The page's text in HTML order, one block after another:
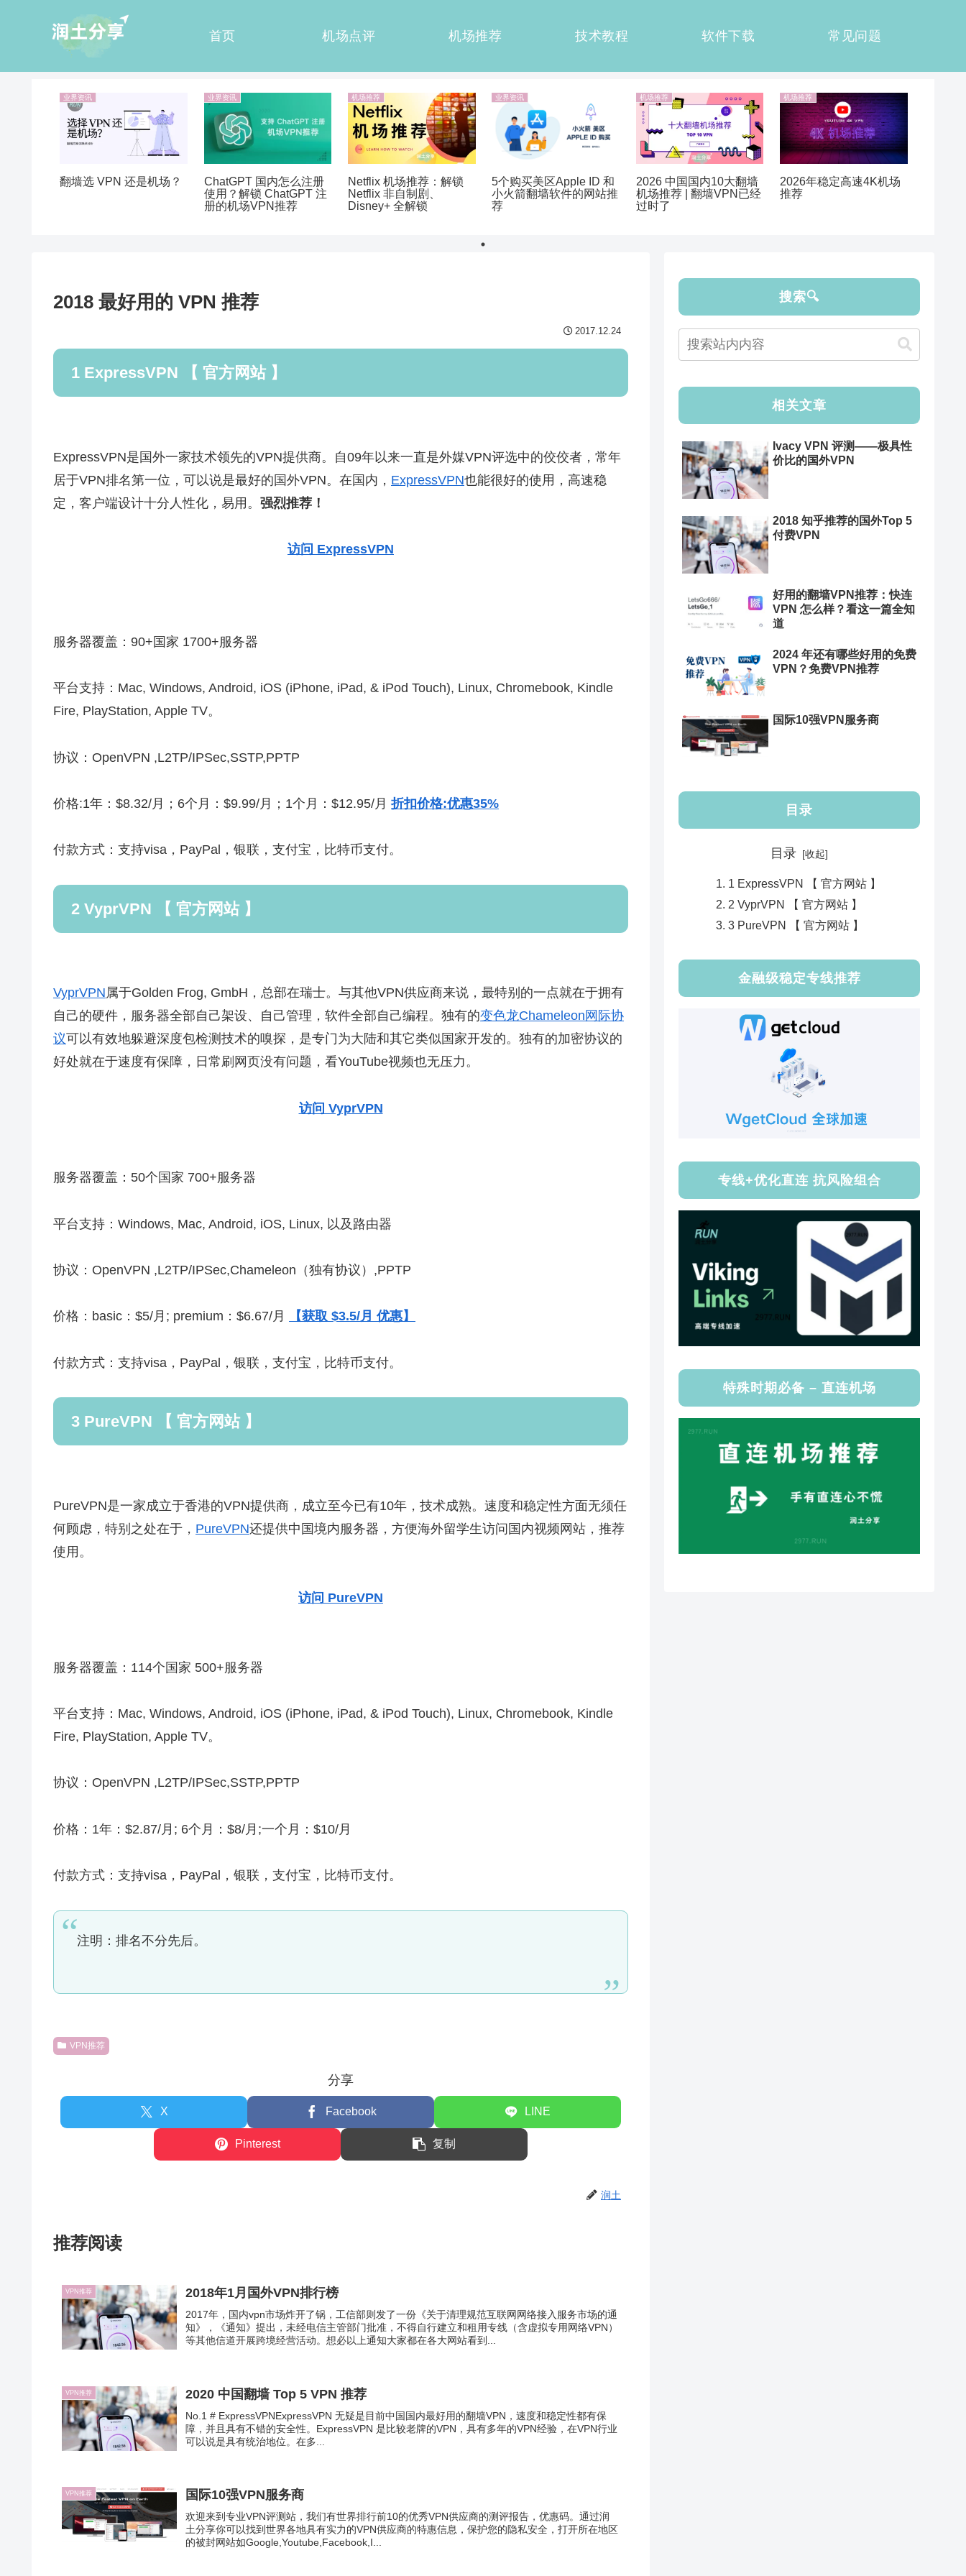
首页 机场点评 机场推荐 技术教程 软件下载 常见问题
业界资讯
翻墙选 VPN 还是机场？
业界资讯
ChatGPT 国内怎么注册
使用？解锁 ChatGPT 注
册的机场VPN推荐
机场推荐
Netflix 机场推荐：解锁
Netflix 非自制剧、
Disney+ 全解锁
业界资讯
5个购买美区Apple ID 和
小火箭翻墙软件的网站推
荐
机场推荐
2026 中国国内10大翻墙
机场推荐 | 翻墙VPN已经
过时了
机场推荐
2026年稳定高速4K机场
推荐
2018 最好用的 VPN 推荐
2017.12.24
1 ExpressVPN 【 官方网站 】
ExpressVPN是国外一家技术领先的VPN提供商。自09年以来一直是外媒VPN评选中的佼佼者，常年
居于VPN排名第一位，可以说是最好的国外VPN。在国内， ExpressVPN也能很好的使用，高速稳
定，客户端设计十分人性化，易用。 强烈推荐！
访问 ExpressVPN
服务器覆盖：90+国家 1700+服务器
平台支持：Mac, Windows, Android, iOS (iPhone, iPad, & iPod Touch), Linux, Chromebook, Kindle
Fire, PlayStation, Apple TV。
协议：OpenVPN ,L2TP/IPSec,SSTP,PPTP
价格:1年：$8.32/月；6个月：$9.99/月；1个月：$12.95/月 折扣价格:优惠35%
付款方式：支持visa，PayPal，银联，支付宝，比特币支付。
2 VyprVPN 【 官方网站 】
VyprVPN属于Golden Frog, GmbH，总部在瑞士。与其他VPN供应商来说，最特别的一点就在于拥有
自己的硬件，服务器全部自己架设、自己管理，软件全部自己编程。独有的变色龙Chameleon网际协
议可以有效地躲避深度包检测技术的嗅探，是专门为大陆和其它类似国家开发的。独有的加密协议的
好处就在于速度有保障，日常刷网页没有问题，看YouTube视频也无压力。
访问 VyprVPN
服务器覆盖：50个国家 700+服务器
平台支持：Windows, Mac, Android, iOS, Linux, 以及路由器
协议：OpenVPN ,L2TP/IPSec,Chameleon（独有协议）,PPTP
价格：basic：$5/月; premium：$6.67/月 【获取 $3.5/月 优惠】
付款方式：支持visa，PayPal，银联，支付宝，比特币支付。
3 PureVPN 【 官方网站 】
PureVPN是一家成立于香港的VPN提供商，成立至今已有10年，技术成熟。速度和稳定性方面无须任
何顾虑，特别之处在于， PureVPN还提供中国境内服务器，方便海外留学生访问国内视频网站，推荐
使用。
访问 PureVPN
服务器覆盖：114个国家 500+服务器
平台支持：Mac, Windows, Android, iOS (iPhone, iPad, & iPod Touch), Linux, Chromebook, Kindle
Fire, PlayStation, Apple TV。
协议：OpenVPN ,L2TP/IPSec,SSTP,PPTP
价格：1年：$2.87/月; 6个月：$8/月;一个月：$10/月
付款方式：支持visa，PayPal，银联，支付宝，比特币支付。
注明：排名不分先后。
VPN推荐
分享
X Facebook LINE
Pinterest 复制
润土
推荐阅读
VPN推荐 2018年1月国外VPN排行榜
2017年，国内vpn市场炸开了锅，工信部则发了一份《关于清理规范互联网网络接入服务市场的通
知》，《通知》提出，未经电信主管部门批准，不得自行建立和租用专线（含虚拟专用网络VPN）
等其他信道开展跨境经营活动。想必以上通知大家都在各大网站看到...
VPN推荐 2020 中国翻墙 Top 5 VPN 推荐
No.1 # ExpressVPNExpressVPN 无疑是目前中国国内最好用的翻墙VPN，速度和稳定性都有保
障，并且具有不错的安全性。ExpressVPN 是比较老牌的VPN，具有多年的VPN经验，在VPN行业
可以说是具有统治地位。在多...
VPN推荐 国际10强VPN服务商
欢迎来到专业VPN评测站，我们有世界排行前10的优秀VPN供应商的测评报告，优惠码。通过润
土分享你可以找到世界各地具有实力的VPN供应商的特惠信息，保护您的隐私安全，打开所在地区
的被封网站如Google,Youtube,Facebook,I...
搜索🔍
相关文章
Ivacy VPN 评测——极具性
价比的国外VPN
2018 知乎推荐的国外Top 5
付费VPN
好用的翻墙VPN推荐：快连
VPN 怎么样？看这一篇全知
道
2024 年还有哪些好用的免费
VPN？免费VPN推荐
国际10强VPN服务商
目录
目录
1 ExpressVPN 【 官方网站 】
2 VyprVPN 【 官方网站 】
3 PureVPN 【 官方网站 】
金融级稳定专线推荐
专线+优化直连 抗风险组合
特殊时期必备 – 直连机场